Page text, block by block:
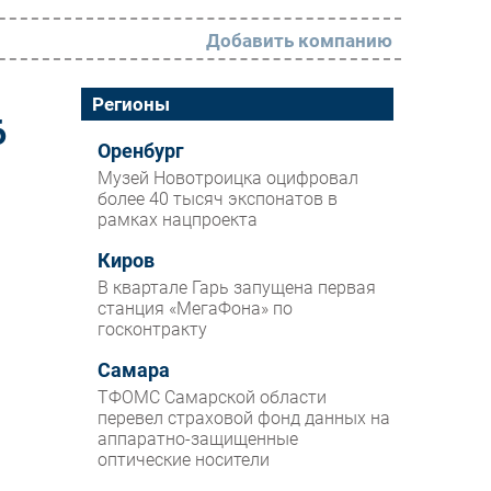
РАЗДЕЛЫ
Новости
Аналитика
Интервью
Мероприятия
Проекты
IT класс
Тестовый стенд
Каталог компаний
Добавить компанию
Регионы
Оренбург
Музей Новотроицка оцифровал
более 40 тысяч экспонатов в
рамках нацпроекта
Киров
В квартале Гарь запущена первая
станция «МегаФона» по
госконтракту
Самара
ТФОМС Самарской области
перевел страховой фонд данных на
аппаратно-защищенные
оптические носители